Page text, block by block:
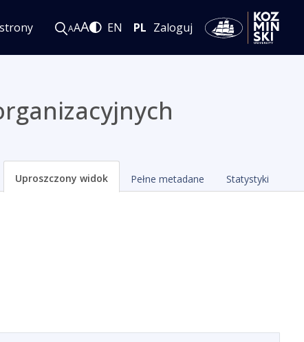
AAA EN PL Zaloguj
Uproszczony widok Pełne metadane Statystyki